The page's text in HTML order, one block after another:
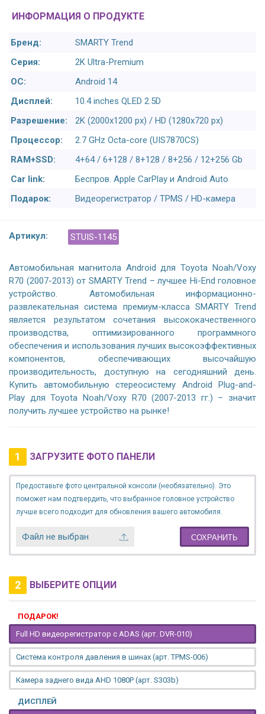
ИНФОРМАЦИЯ О ПРОДУКТЕ
Бренд:
SMARTY Trend
Серия:
2K Ultra-Premium
ОС:
Android 14
Дисплей:
10.4 inches QLED 2.5D
Разрешение:
2K (2000x1200 px) / HD (1280x720 px)
Процессор:
2.7 GHz Octa-core (UIS7870CS)
RAM+SSD:
4+64 / 6+128 / 8+128 / 8+256 / 12+256 Gb
Car link:
Беспров. Apple CarPlay и Android Auto
Подарок:
Видеорегистратор / TPMS / HD-камера
Артикул: STUIS-1145
Автомобильная магнитола Android для Toyota Noah/Voxy
R70 (2007-2013) от SMARTY Trend – лучшее Hi-End головное
устройство. Автомобильная информационно-
развлекательная система премиум-класса SMARTY Trend
является результатом сочетания высококачественного
производства, оптимизированного программного
обеспечения и использования лучших высокоэффективных
компонентов, обеспечивающих высочайшую
производительность, доступную на сегодняшний день.
Купить автомобильную стереосистему Android Plug-and-
Play для Toyota Noah/Voxy R70 (2007-2013 гг.) – значит
получить лучшее устройство на рынке!
1 ЗАГРУЗИТЕ ФОТО ПАНЕЛИ
Предоставьте фото центральной консоли (необязательно). Это
поможет нам подтвердить, что выбранное головное устройство
лучше всего подходит для обновления вашего автомобиля.
Файл не выбран СОХРАНИТЬ
2 ВЫБЕРИТЕ ОПЦИИ
ПОДАРОК!
Full HD видеорегистратор с ADAS (арт. DVR-010)
Система контроля давления в шинах (арт. TPMS-006)
Камера заднего вида AHD 1080P (арт. S303b)
ДИСПЛЕЙ